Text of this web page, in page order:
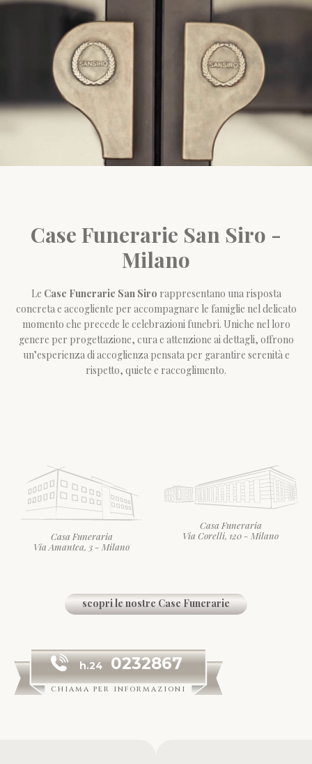
Case Funerarie San Siro -
Milano
Le Case Funerarie San Siro rappresentano una risposta
concreta e accogliente per accompagnare le famiglie nel delicato
momento che precede le celebrazioni funebri. Uniche nel loro
genere per progettazione, cura e attenzione ai dettagli, offrono
un’esperienza di accoglienza pensata per garantire serenità e
rispetto, quiete e raccoglimento.
Casa Funeraria
Via Amantea, 3 - Milano
Casa Funeraria
Via Corelli, 120 - Milano
scopri le nostre Case Funerarie
h.24 0232867
chiama per informazioni